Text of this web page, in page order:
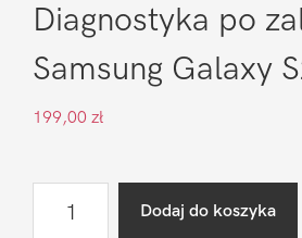
Diagnostyka po
Samsung Galaxy
199,00 zł
Dodaj do koszyka